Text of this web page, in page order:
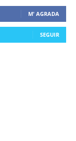
M' AGRADA
SEGUIR